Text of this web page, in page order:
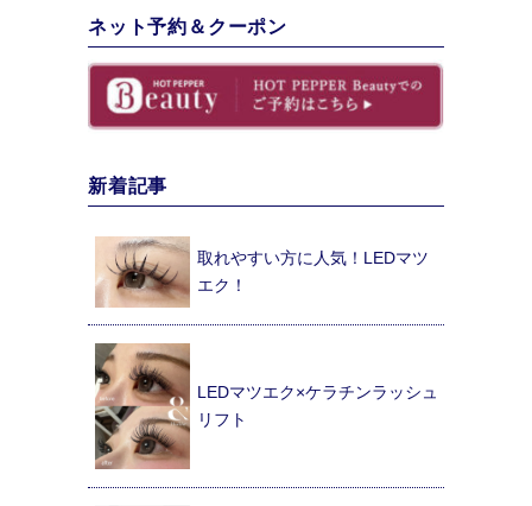
ネット予約＆クーポン
新着記事
取れやすい方に人気！LEDマツ
エク！
LEDマツエク×ケラチンラッシュ
リフト